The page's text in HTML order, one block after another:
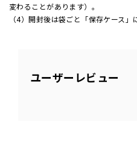
変わることがあります）。
（4）開封後は袋ごと「保存ケース」
ユーザーレビュー